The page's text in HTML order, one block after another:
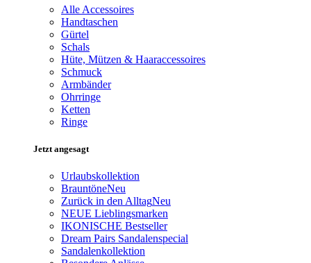
Alle Accessoires
Handtaschen
Gürtel
Schals
Hüte, Mützen & Haaraccessoires
Schmuck
Armbänder
Ohrringe
Ketten
Ringe
Jetzt angesagt
Urlaubskollektion
BrauntöneNeu
Zurück in den AlltagNeu
NEUE Lieblingsmarken
IKONISCHE Bestseller
Dream Pairs Sandalenspecial
Sandalenkollektion